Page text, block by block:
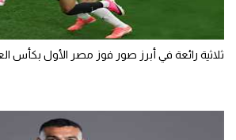
ثلاثية رائعة في أبرز صور فوز مصر الأول بكأس